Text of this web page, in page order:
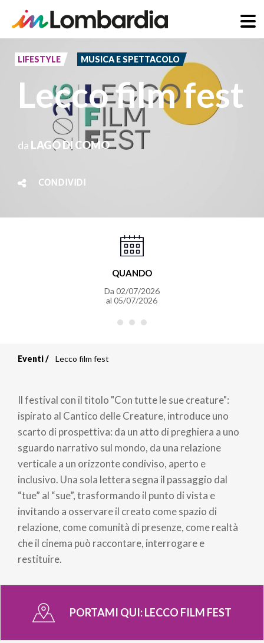
principale
LIFESTYLE MUSICA E SPETTACOLO
Lecco film fest
da LAGO DI COMO
CONDIVIDI
QUANDO
Da 02/07/2026
al 05/07/2026
di
pane
Eventi Lecco film fest
Il festival con il titolo "Con tutte le sue creature":
ispirato al Cantico delle Creature, introduce uno
scarto di prospettiva: da un atto di preghiera a uno
sguardo narrativo sul mondo, da una relazione
verticale a un orizzonte condiviso, aperto e
inclusivo. Una sola lettera segna il passaggio dal
“tue” al “sue”, trasformando il punto di vista e
invitando a osservare il creato come spazio di
relazione, come comunità di presenze, come realtà
che il cinema può raccontare, interrogare e
restituire.
PORTAMI QUI:LECCO FILM FEST